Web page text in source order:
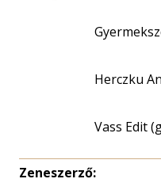
Herczku
Vass Edit
Zeneszerző: